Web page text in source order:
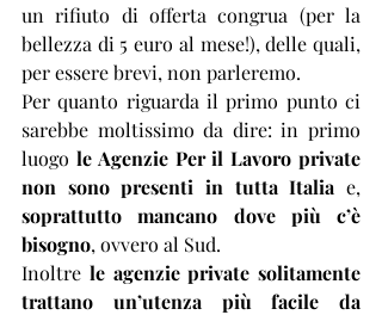
un rifiuto di offerta congrua (per la
bellezza di 5 euro al mese!), delle quali,
per essere brevi, non parleremo.
Per quanto riguarda il primo punto ci
sarebbe moltissimo da dire: in primo
luogo le Agenzie Per il Lavoro private
non sono presenti in tutta Italia
soprattutto mancano dove più c’è
bisogno, ovvero al Sud.
Inoltre le agenzie private solitamente
trattano un’utenza più facile da